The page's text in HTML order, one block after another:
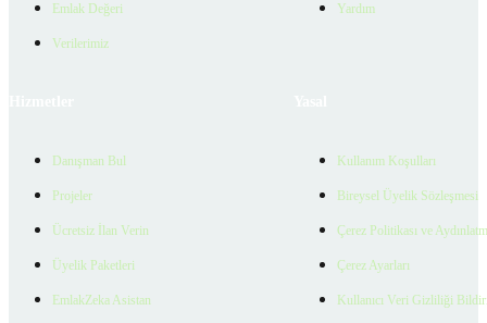
Emlak Değeri
Verilerimiz
Yardım
Danışman Bul
Projeler
Ücretsiz İlan Verin
Üyelik Paketleri
EmlakZeka Asistan
Kullanım Koşulları
Bireysel Üyelik Sözleşmesi
Çerez Politikası ve
Çerez Ayarları
Kullanıcı Veri Gizliliği